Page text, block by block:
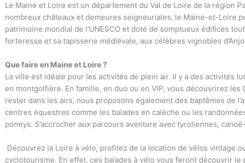
Le Maine et Loire est un département du Val de Loire de la région
nombreux châteaux et demeures seigneuriales, le Maine-et-Loire
patrimoine mondial de l’UNESCO et doté de somptueux édifices
forteresse et sa tapisserie médiévale, aux célèbres vignobles
Que faire en Maine et Loire ?
La ville est idéale pour les activités de plein air. Il y a des activités
en montgolfière. En famille, en duo ou en VIP, vous découvrirez
rester dans les airs, nous proposons également des baptêmes de
centres équestres comme les balades en calèche ou les
poneys. S’accrocher aux parcours aventure avec tyroliennes,
Découvrez la Loire à vélo, profitez de la location de vélos vintage
cyclotourisme. En effet, ces balades à vélo vous feront découvrir